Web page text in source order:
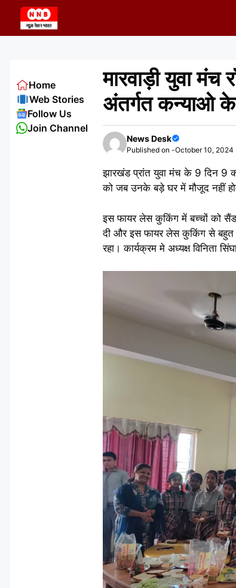
content
मारवाड़ी युवा मंच
अंतर्गत कन्याओ
News Desk
Published on -October 10, 2024
झारखंड प्रांत युवा मंच के 9 दिन 9
को जब उनके बड़े घर में मौजूद नहीं
इस फायर लेस कुकिंग में बच्चों को
दी और इस फायर लेस कुकिंग से बहुत
रहा। कार्यक्रम मे अध्यक्ष विनिता
Home
Web Stories
Follow Us
Join Channel